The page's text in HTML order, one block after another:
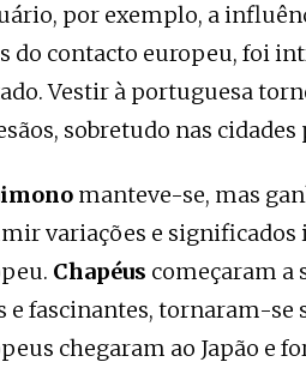
por exemplo, a
do contacto europeu, foi
Vestir à portuguesa
sobretudo nas
manteve-se, mas
variações e
Chapéus começaram a
e fascinantes, tornaram-se
chegaram ao Japão e